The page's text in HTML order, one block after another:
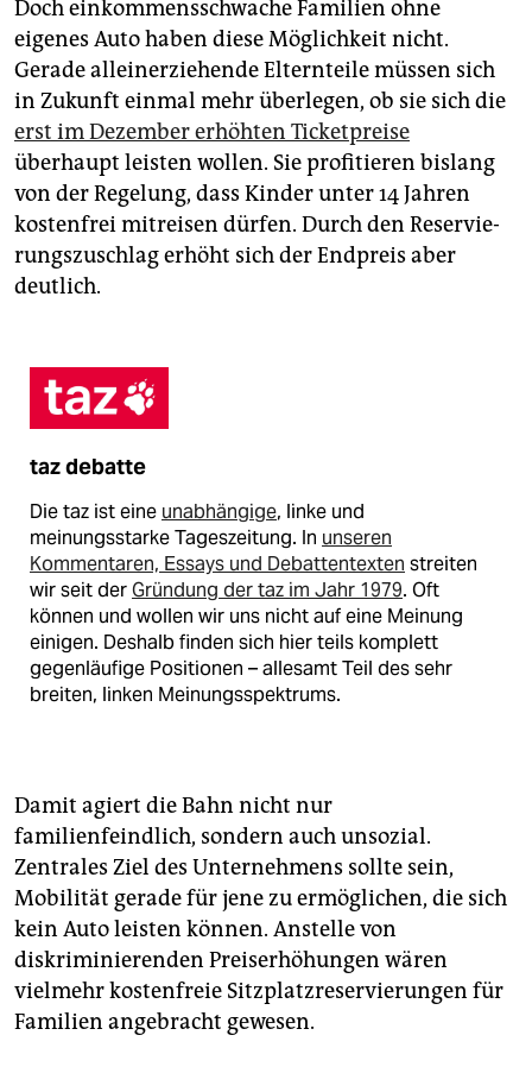
Doch einkommensschwache Familien ohne
eigenes Auto haben diese Möglichkeit nicht.
Gerade alleinerziehende Elternteile müssen sich
in Zukunft einmal mehr überlegen, ob sie sich die
erst im Dezember erhöhten Ticketpreise
überhaupt leisten wollen. Sie profitieren bislang
von der Regelung, dass Kinder unter 14 Jahren
kostenfrei mitreisen dürfen. Durch den Reser­vie­
rungs­zu­schlag erhöht sich der Endpreis aber
deutlich.
taz debatte
Die taz ist eine unabhängige, linke und
meinungsstarke Tageszeitung. In unseren
Kommentaren, Essays und Debattentexten streiten
wir seit derGründung der taz im Jahr 1979. Oft
können und wollen wir uns nicht auf eine Meinung
einigen. Deshalb finden sich hier teils komplett
gegenläufige Positionen – allesamt Teil des sehr
breiten, linken Meinungsspektrums.
Damit agiert die Bahn nicht nur
familienfeindlich, sondern auch unsozial.
Zentrales Ziel des Unternehmens sollte sein,
Mobilität gerade für jene zu ermöglichen, die sich
kein Auto leisten können. Anstelle von
diskriminierenden Preiserhöhungen wären
vielmehr kostenfreie Sitzplatzreservierungen für
Familien angebracht gewesen.